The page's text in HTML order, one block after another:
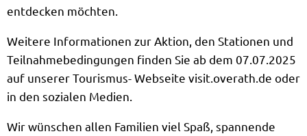
entdecken möchten.
Weitere Informationen zur Aktion, den Stationen und
Teilnahmebedingungen finden Sie ab dem 07.07.2025
auf unserer Tourismus- Webseite visit.overath.de oder
in den sozialen Medien.
Wir wünschen allen Familien viel Spaß, spannende